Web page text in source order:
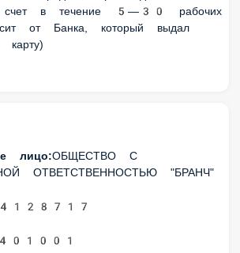
лицо:
ОБЩЕСТВО С ОГРАНИЧЕННОЙ
"БРАНЧ"
расположение организации:115533,
проезд Нагатинский 1-й, дом 11,